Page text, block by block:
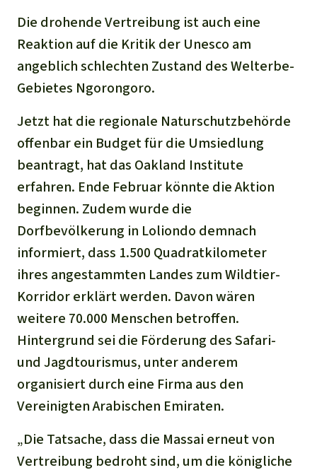
Wilderei
Staudämme
Zement und Beton
Die drohende Vertreibung ist auch eine
Reaktion auf die Kritik der Unesco am
angeblich schlechten Zustand des Welterbe-
Gebietes Ngorongoro.
Jetzt hat die regionale Naturschutzbehörde
offenbar ein Budget für die Umsiedlung
beantragt, hat das Oakland Institute
erfahren. Ende Februar könnte die Aktion
beginnen. Zudem wurde die
Dorfbevölkerung in Loliondo demnach
informiert, dass 1.500 Quadratkilometer
ihres angestammten Landes zum Wildtier-
Korridor erklärt werden. Davon wären
weitere 70.000 Menschen betroffen.
Hintergrund sei die Förderung des Safari-
und Jagdtourismus, unter anderem
organisiert durch eine Firma aus den
Vereinigten Arabischen Emiraten.
„Die Tatsache, dass die Massai erneut von
Vertreibung bedroht sind, um die königliche